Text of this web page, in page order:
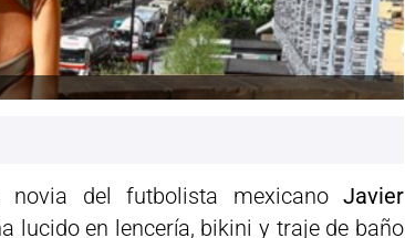
novia del futbolista mexicanoJavier
lucido en lencería, bikini y traje de baño